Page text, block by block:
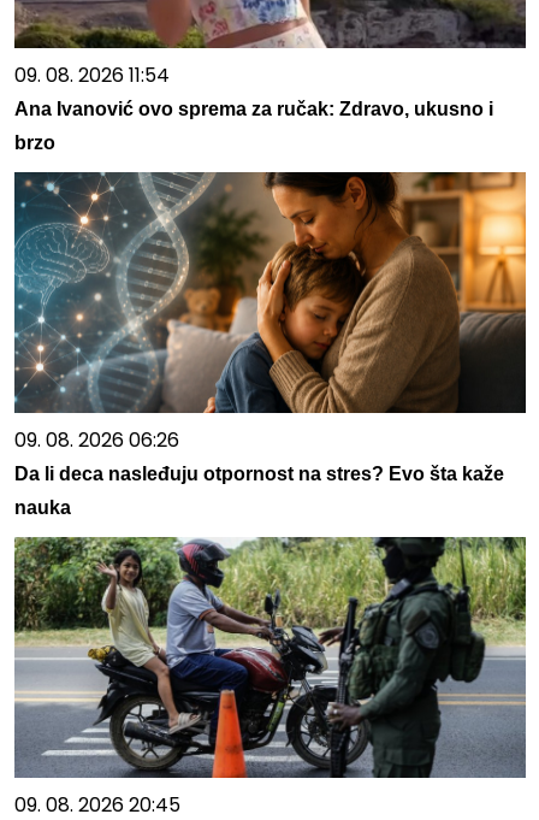
09. 08. 2026 11:54
Ana Ivanović ovo sprema za ručak: Zdravo, ukusno i
brzo
09. 08. 2026 06:26
Da li deca nasleđuju otpornost na stres? Evo šta kaže
nauka
09. 08. 2026 20:45